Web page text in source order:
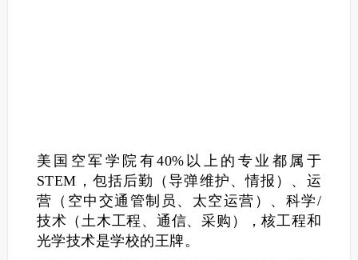
美国空军学院有40%以上的专业都属于
STEM，包括后勤（导弹维护、情报）、运
营（空中交通管制员、太空运营）、科学/
技术（土木工程、通信、采购），核工程和
光学技术是学校的王牌。